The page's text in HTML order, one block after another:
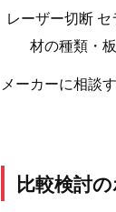
レーザー切断
材の種類・
メーカーに相談
比較検討